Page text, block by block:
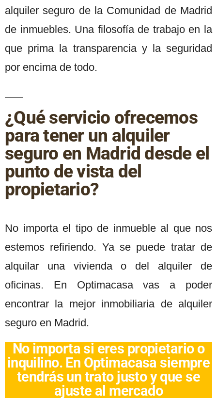
alquiler seguro de la Comunidad de Madrid
de inmuebles. Una filosofía de trabajo en la
que prima la transparencia y la seguridad
por encima de todo.
¿Qué servicio ofrecemos
para tener un alquiler
seguro en Madrid desde el
punto de vista del
propietario?
No importa el tipo de inmueble al que nos
estemos refiriendo. Ya se puede tratar de
alquilar una vivienda o del alquiler de
oficinas. En Optimacasa vas a poder
encontrar la mejor inmobiliaria de alquiler
seguro en Madrid.
No importa si eres propietario o
inquilino. En Optimacasa siempre
tendrás un trato justo y que se
ajuste al mercado